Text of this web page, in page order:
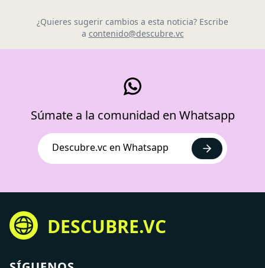
¿Quieres sugerir cambios a esta noticia? Escribe
a contenido@descubre.vc
Súmate a la comunidad en Whatsapp
Descubre.vc en Whatsapp
DESCUBRE.VC